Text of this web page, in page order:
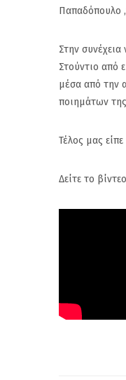
Παπαδόπουλο
Στην
Στούντιο από
μέσα από την
ποιημάτων
Τέλος μας
Δείτε το